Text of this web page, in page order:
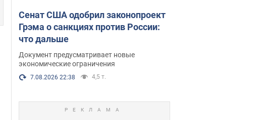
Сенат США одобрил законопроект
Грэма о санкциях против России:
что дальше
Документ предусматривает новые
экономические ограничения
7.08.2026 22:38 4,5 т.